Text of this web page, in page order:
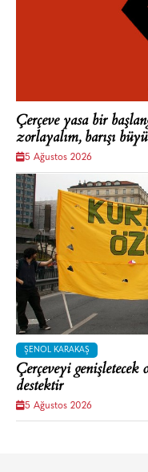
Çerçeve yasa bir
zorlayalım, barışı
5 Ağustos 2026
ŞENOL KARAKAŞ
Çerçeveyi
destektir
5 Ağustos 2026